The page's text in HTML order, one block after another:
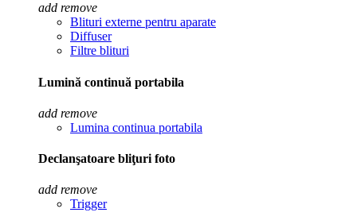
add remove
Blituri externe pentru aparate
Diffuser
Filtre blituri
Lumină continuă portabila
add remove
Lumina continua portabila
Declanşatoare bliţuri foto
add remove
Trigger